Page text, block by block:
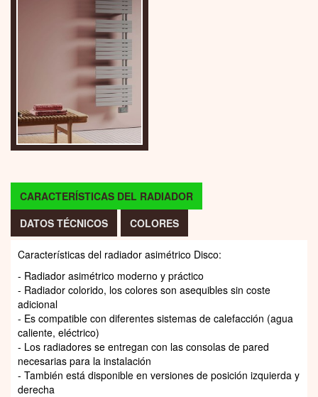
CARACTERÍSTICAS DEL RADIADOR
DATOS TÉCNICOS
COLORES
Características del radiador asimétrico Disco:
- Radiador asimétrico moderno y práctico
- Radiador colorido, los colores son asequibles sin coste
adicional
- Es compatible con diferentes sistemas de calefacción (agua
caliente, eléctrico)
- Los radiadores se entregan con las consolas de pared
necesarias para la instalación
- También está disponible en versiones de posición izquierda y
derecha